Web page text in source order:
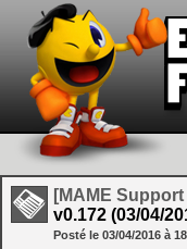
[MAME Support
v0.172 (03/04/
Posté le 03/04/2016 à